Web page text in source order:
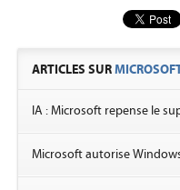
ARTICLES SUR
IA : Microsoft repense le
Microsoft autorise